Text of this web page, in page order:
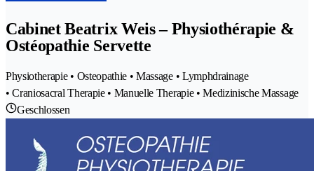
Cabinet Beatrix Weis – Physiothérapie &
Ostéopathie Servette
Physiotherapie • Osteopathie • Massage • Lymphdrainage
• Craniosacral Therapie • Manuelle Therapie • Medizinische Massage
Geschlossen